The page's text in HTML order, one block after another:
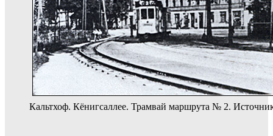
Кальтхоф. Кёнигсаллее. Трамвай маршрута № 2.